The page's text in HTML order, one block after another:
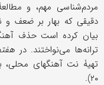
دقیقی که بهار بر ضعف
بیان کرده است حذف
ترانه‌ها می‌نواختند. در
تهیۀ نت آهنگهای محلی،
۲۰).